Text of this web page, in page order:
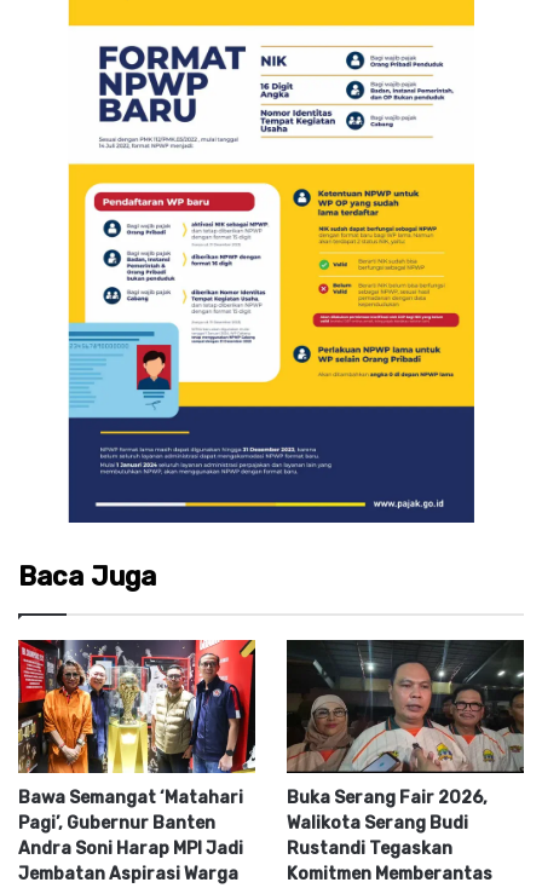
Baca Juga
Bawa Semangat ‘Matahari
Pagi’, Gubernur Banten
Andra Soni Harap MPI Jadi
Jembatan Aspirasi Warga
Buka Serang Fair 2026,
Walikota Serang Budi
Rustandi Tegaskan
Komitmen Memberantas